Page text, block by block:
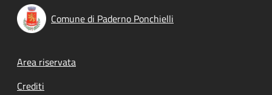
Comune di Paderno Ponchielli
Footer menu
Area riservata
Crediti